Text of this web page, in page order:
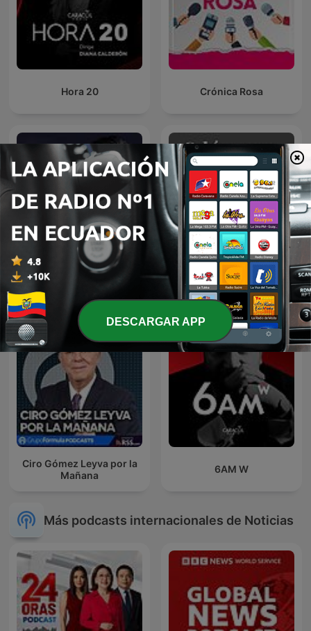
Hora 20 Crónica Rosa
El Podcast con Luis Carlos
Curiosidades habladas
Ciro Gómez Leyva por la
Mañana
6AM W
Más podcasts internacionales de Noticias
DESCARGAR APP